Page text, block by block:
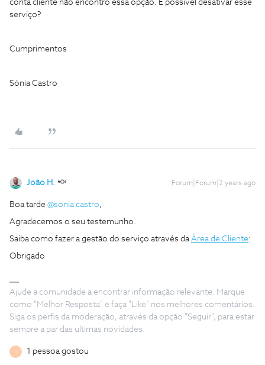
conta cliente não encontro essa opção. É possível desativar esse
serviço?
Cumprimentos
Sónia Castro
João H. Forum|Forum|2 years ago
Boa tarde @sonia castro,
Agradecemos o seu testemunho.
Saiba como fazer a gestão do serviço através daÁrea de Cliente:
Obrigado
Ajude a comunidade a encontrar informação relevante. Marque
como "Melhor Resposta" e faça "Like" nos melhores comentários.
Siga os perfis da moderação, através da opção "Seguir", para estar
sempre a par das ultimas novidades.
S 1 pessoa gostou